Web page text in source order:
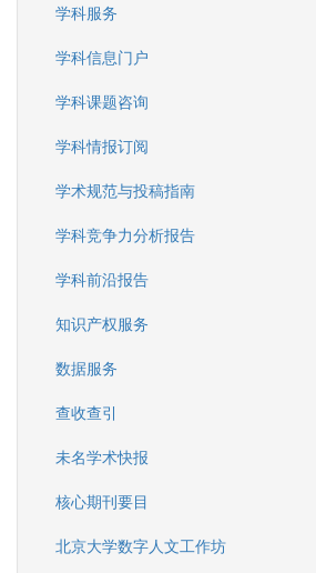
学科服务
学科信息门户
学科课题咨询
学科情报订阅
学术规范与投稿指南
学科竞争力分析报告
学科前沿报告
知识产权服务
数据服务
查收查引
未名学术快报
核心期刊要目
北京大学数字人文工作坊